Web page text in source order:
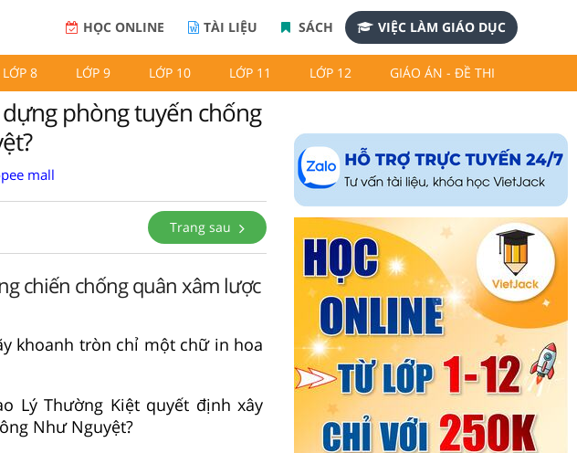
HỌC ONLINE TÀI LIỆU SÁCH VIỆC LÀM GIÁO DỤC
LỚP 8 LỚP 9 LỚP 10 LỚP 11 LỚP 12 GIÁO ÁN - ĐỀ THI
phòng tuyến chống
mall
Trang sau
chiến chống quân xâm lược
khoanh tròn chỉ một chữ in hoa
Lý Thường Kiệt quyết định xây
Như Nguyệt?